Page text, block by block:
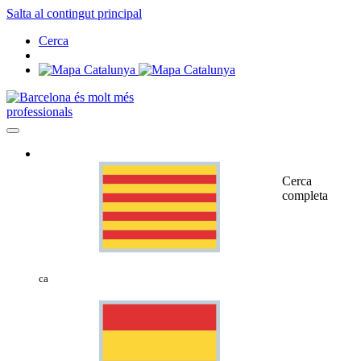
Salta al contingut principal
Cerca
professionals
ca
Cerca
completa